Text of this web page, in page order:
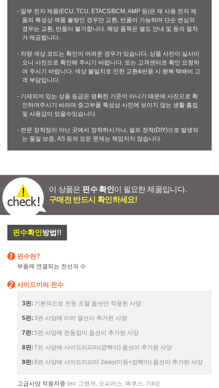
- 일부 전자 제품(ECU, TCU, ETACS/BCM, AMP 등)은 재 사용 전자 제
품의 특성상 제품 불량인 경우만 교환, 반품이 가능하며 단순 변심의
경우는 교환, 반품이 불가합니다. 해당 품목은 별도 안내 및 동의 절차
가 제공됩니다.
- 차량 색상 코드는 확인이 어려운 경우가 있습니다. 상품 사진이 실사이
오니 사진으로 확인해 주시기 바랍니다. 또는 고객센터로 확인 요청하
여 주시기 바랍니다. 색상 불일치로 인한 교환&반품 시 왕복 택배비 고
객 부담입니다.
- 기재되어 있는 상품 등급은 명확한 기준이 아니기 때문에 사진으로 확
인하여주시기 바라며 중고부품 특성상 사진에 보이지 않는 생활 흠집
및 사용감이 있을수있습니다.
- 전문 장착점이 아닌 곳에서 장착하시거나, 셀프 장착(DIY)으로 발생되
는 품질 보증, AS 등의 모든 문제는 책임지지 않습니다.
이 상품은 핀수 확인이 필요한 제품입니다.
구매전 반드시 확인하세요!
핀수확인방법!!
핀수란?
부품에 연결되는 전선의 수
사이드미러 핀수
3핀: 기본적으로 전동 조절 옵션만 적용된 사양
5핀: 3핀 사양에 미러 열선이 추가된 사양
7핀: 5핀 사양에 전동접이 옵션이 추가된 사양
8핀: 7핀 사양에 사이드리피터(깜빡이) 옵션이 추가된 사양
9핀: 8핀 사양에 사이드리피터 2way(미등+깜빡이) 옵션이 추가된 사양
고급사양 적용차종 (ex: 그랜저, 오피러스, 에쿠스, 기타)